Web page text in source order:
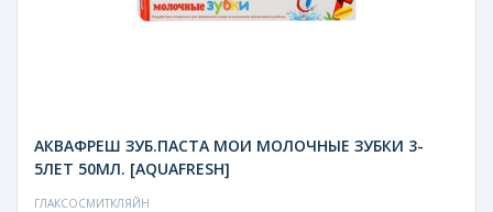
АКВАФРЕШ ЗУБ.ПАСТА МОИ МОЛОЧНЫЕ ЗУБКИ 3-
5ЛЕТ 50МЛ. [AQUAFRESH]
ГЛАКСОСМИТКЛЯЙН